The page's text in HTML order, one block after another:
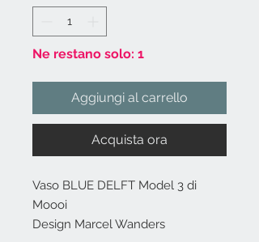
Ne restano solo: 1
Aggiungi al carrello
Acquista ora
Vaso BLUE DELFT Model 3 di
Moooi
Design Marcel Wanders